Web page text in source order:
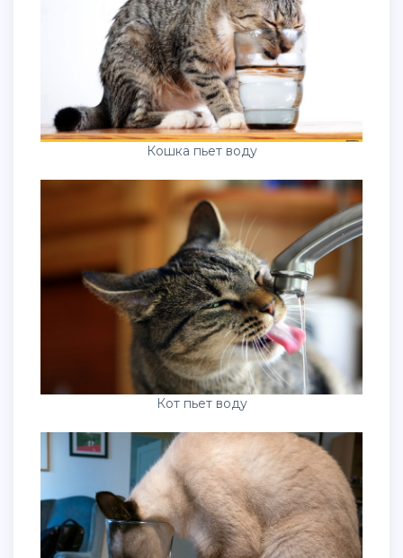
Кошка пьет воду
Кот пьет воду